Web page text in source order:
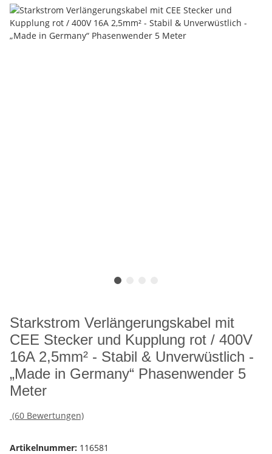
Starkstrom Verlängerungskabel mit
CEE Stecker und Kupplung rot / 400V
16A 2,5mm² - Stabil & Unverwüstlich -
„Made in Germany“ Phasenwender 5
Meter
(60 Bewertungen)
Artikelnummer: 116581